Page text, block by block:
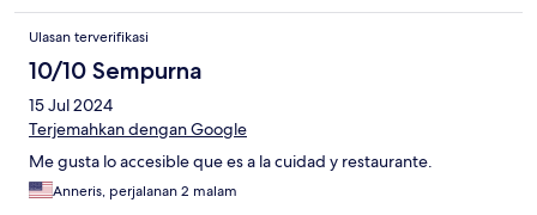
Ulasan terverifikasi
10/10 Sempurna
15 Jul 2024
Terjemahkan dengan Google
Me gusta lo accesible que es a la cuidad y restaurante.
Anneris, perjalanan 2 malam